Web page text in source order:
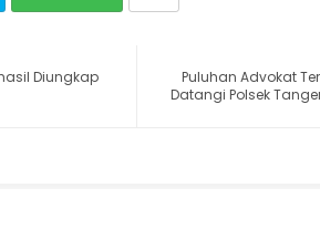
Puluhan Advokat
Datangi Polsek
Diungkap